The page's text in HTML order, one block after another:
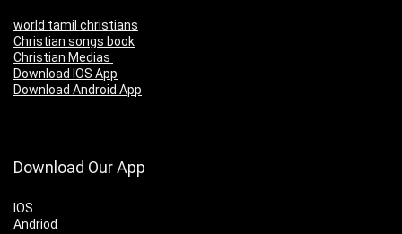
world tamil christians
Christian songs book
Christian Medias
Download IOS App
Download Android App
Download Our App
IOS
Andriod